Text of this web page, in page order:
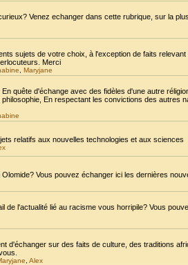
Venez echanger dans cette rubrique, sur la
sujets de votre choix, à l'exception de faits
Merci
Maryjane
quête d'échange avec des fidèles d'une autre
En respectant les convictions des autres
relatifs aux nouvelles technologies et aux sciences
Vous pouvez échanger ici les dernières
de l'actualité lié au racisme vous horripile? Vous
d'échanger sur des faits de culture, des traditions
Alex